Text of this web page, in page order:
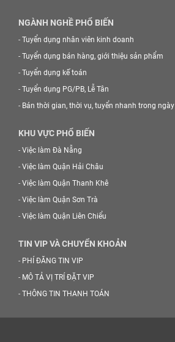
NGÀNH NGHỀ PHỔ BIẾN
- Tuyển dụng nhân viên kinh doanh
- Tuyển dụng bán hàng, giới thiệu sản phẩm
- Tuyển dụng kế toán
- Tuyển dụng PG/PB, Lễ Tân
- Bán thời gian, thời vụ, tuyển nhanh trong ngày
KHU VỰC PHỔ BIẾN
- Việc làm Đà Nẵng
- Việc làm Quận Hải Châu
- Việc làm Quận Thanh Khê
- Việc làm Quận Sơn Trà
- Việc làm Quận Liên Chiểu
TIN VIP VÀ CHUYỂN KHOẢN
- PHÍ ĐĂNG TIN VIP
- MÔ TẢ VỊ TRÍ ĐẶT VIP
- THÔNG TIN THANH TOÁN